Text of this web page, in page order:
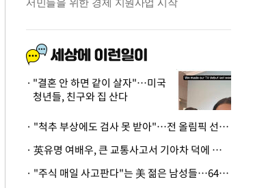
"결혼 안 하면 같이 살자"…미국
청년들, 친구와 집 산다
· "척추 부상에도 검사 못 받아"…전 올림픽 선수, 美봅슬레이협회 상대 소송
· 英유명 여배우, 큰 교통사고서 기아차 덕에 살았다
· "주식 매일 사고판다"는 美 젊은 남성들…64%가 "나는 인생의 패배자“